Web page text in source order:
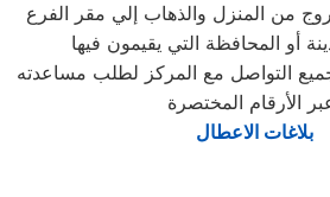
من المنزل والذهاب إلي مقر الفرع
التواصل مع المركز لطلب مساعدته
بلاغات الاعطال